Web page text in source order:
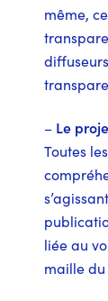
même,
– Le
Toutes
liée au
maille